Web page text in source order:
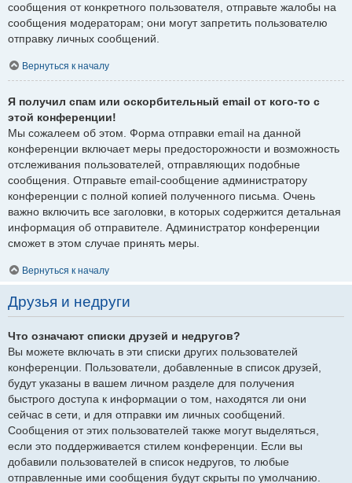
сообщения от конкретного пользователя, отправьте жалобы на
сообщения модераторам; они могут запретить пользователю
отправку личных сообщений.
Вернуться к началу
Я получил спам или оскорбительный email от кого-то с
этой конференции!
Мы сожалеем об этом. Форма отправки email на данной
конференции включает меры предосторожности и возможность
отслеживания пользователей, отправляющих подобные
сообщения. Отправьте email-сообщение администратору
конференции с полной копией полученного письма. Очень
важно включить все заголовки, в которых содержится детальная
информация об отправителе. Администратор конференции
сможет в этом случае принять меры.
Вернуться к началу
Друзья и недруги
Что означают списки друзей и недругов?
Вы можете включать в эти списки других пользователей
конференции. Пользователи, добавленные в список друзей,
будут указаны в вашем личном разделе для получения
быстрого доступа к информации о том, находятся ли они
сейчас в сети, и для отправки им личных сообщений.
Сообщения от этих пользователей также могут выделяться,
если это поддерживается стилем конференции. Если вы
добавили пользователей в список недругов, то любые
отправленные ими сообщения будут скрыты по умолчанию.